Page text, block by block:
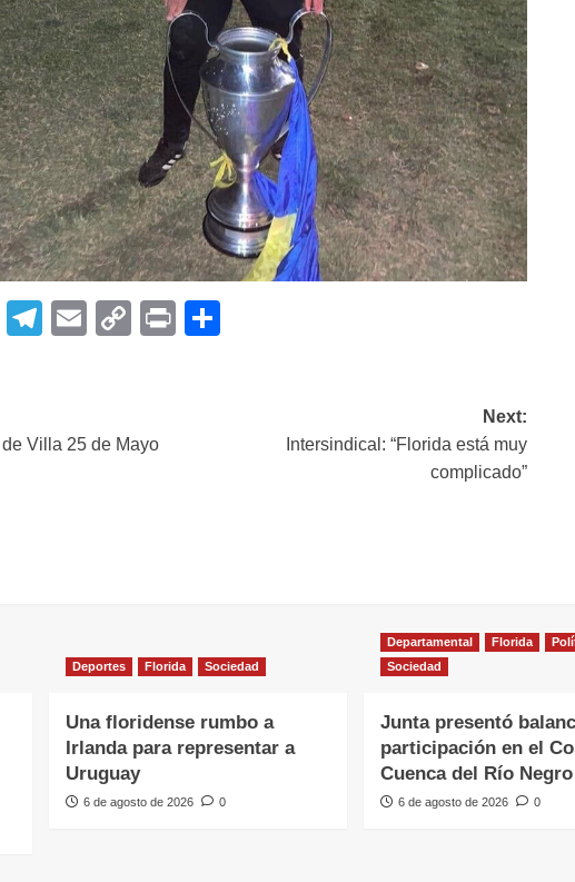
WhatsApp
Telegram
EmailCopyPrint
Villa 25 de Mayo
Next:
Intersindical: “Florida está muy
complicado”
Deportes Florida Sociedad
Una floridense rumbo a
Irlanda para representar a
Uruguay
6 de agosto de 2026 0
Departamental Florida
Sociedad
Junta presentó
participación en el
Cuenca del Río Negro
6 de agosto de 2026 0